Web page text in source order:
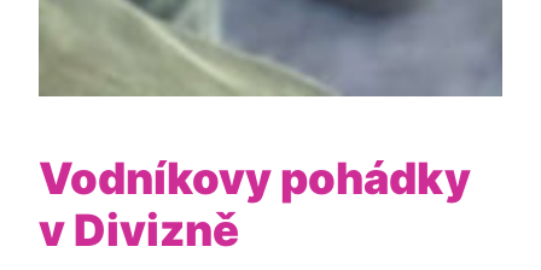
Vodníkovy pohádky
v Divizně